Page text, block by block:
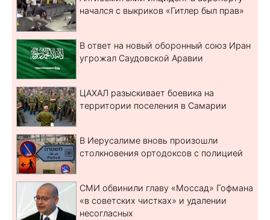
начался с выкриков «Гитлер был прав»
В ответ на новый оборонный союз Иран
угрожал Саудовской Аравии
ЦАХАЛ разыскивает боевика на
территории поселения в Самарии
В Иерусалиме вновь произошли
столкновения ортодоксов с полицией
СМИ обвинили главу «Моссад» Гофмана
«в советских чистках» и удалении
несогласных